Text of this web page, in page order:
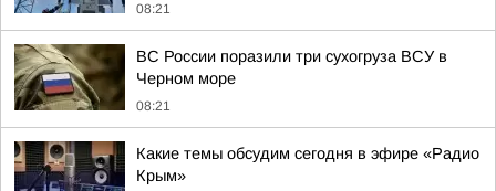
08:21
ВС России поразили три сухогруза ВСУ в
Черном море
08:21
Какие темы обсудим сегодня в эфире «Радио
Крым»